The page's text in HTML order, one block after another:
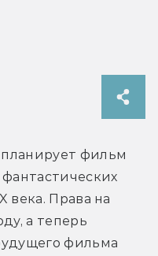
фильм
фантастических
века. Права на
фильма